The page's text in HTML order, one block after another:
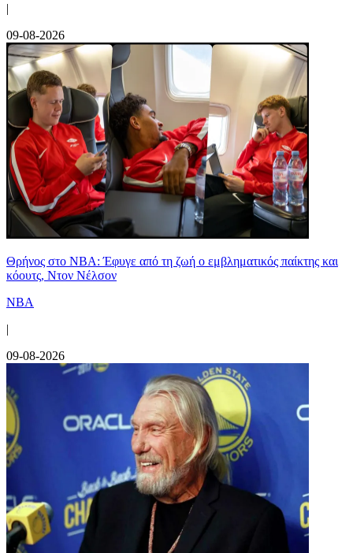
|
09-08-2026
Θρήνος στο NBA: Έφυγε από τη ζωή ο εμβληματικός παίκτης και
κόουτς, Ντον Νέλσον
NBA
|
09-08-2026